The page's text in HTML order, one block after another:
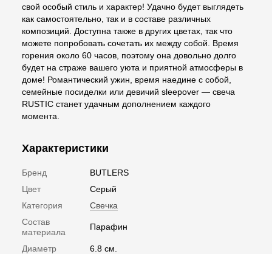
свой особый стиль и характер! Удачно будет выглядеть
как самостоятельно, так и в составе различных
композиций. Доступна также в других цветах, так что
можете попробовать сочетать их между собой. Время
горения около 60 часов, поэтому она довольно долго
будет на страже вашего уюта и приятной атмосферы в
доме! Романтический ужин, время наедине с собой,
семейные посиделки или девичий sleepover — свеча
RUSTIC станет удачным дополнением каждого
момента.
Характеристики
Бренд
BUTLERS
Цвет
Серый
Категория
Свечка
Состав
материала
Парафин
Диаметр
6.8 см.